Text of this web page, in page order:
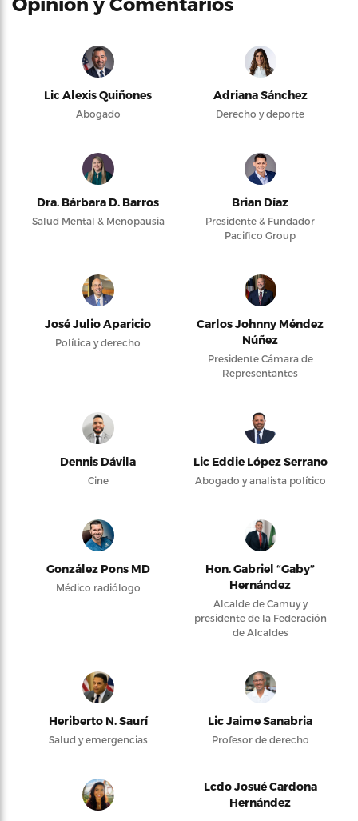
Lic Alexis Quiñones
Abogado
Adriana Sánchez
Derecho y deporte
Dra. Bárbara D. Barros
Salud Mental & Menopausia
Brian Díaz
Presidente & Fundador
Pacifico Group
José Julio Aparicio
Política y derecho
Carlos Johnny Méndez
Núñez
Presidente Cámara de
Representantes
Dennis Dávila
Cine
Lic Eddie López Serrano
Abogado y analista político
González Pons MD
Médico radiólogo
Hon. Gabriel “Gaby”
Hernández
Alcalde de Camuy y
presidente de la Federación
de Alcaldes
Heriberto N. Saurí
Salud y emergencias
Lic Jaime Sanabria
Profesor de derecho
Lcdo Josué Cardona
Hernández